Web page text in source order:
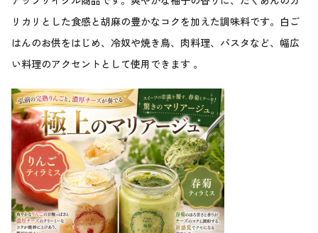
リカリとした食感と胡麻の豊かなコクを加えた調味料です。白ご
はんのお供をはじめ、冷奴や焼き鳥、肉料理、パスタなど、幅広
い料理のアクセントとして使用できます 。